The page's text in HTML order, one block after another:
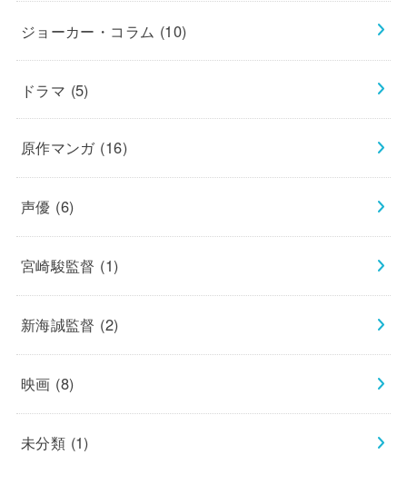
ジョーカー・コラム (10)
ドラマ (5)
原作マンガ (16)
声優 (6)
宮崎駿監督 (1)
新海誠監督 (2)
映画 (8)
未分類 (1)